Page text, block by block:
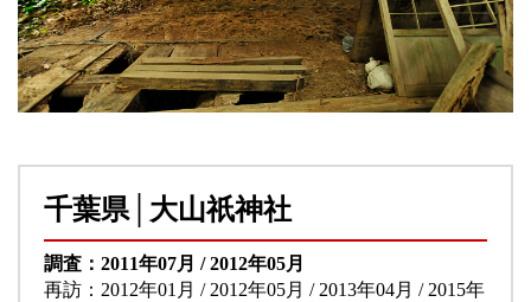
千葉県│大山祇神社
調査：2011年07月 / 2012年05月
再訪：2012年01月 / 2012年05月 / 2013年04月 / 2015年